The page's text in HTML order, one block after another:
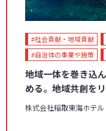
#社会貢献・地域貢献
#自治体の事業や施策
地域一体を巻き込
める。地域共創を
株式会社稲取東海ホテル